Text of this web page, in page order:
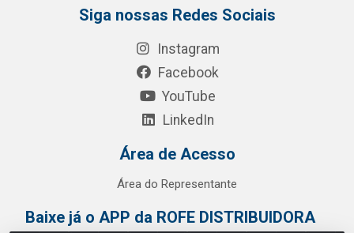
Siga nossas Redes Sociais
Instagram
Facebook
YouTube
LinkedIn
Área de Acesso
Área do Representante
Baixe já o APP da ROFE DISTRIBUIDORA